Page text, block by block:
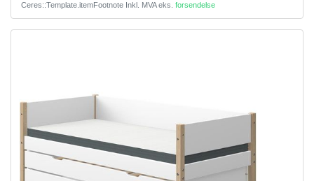
Ceres::Template.itemFootnote Inkl. MVAeks. forsendelse